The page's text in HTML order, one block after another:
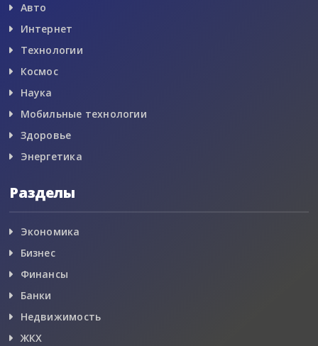
Авто
Интернет
Технологии
Космос
Наука
Мобильные технологии
Здоровье
Энергетика
Разделы
Экономика
Бизнес
Финансы
Банки
Недвижимость
ЖКХ